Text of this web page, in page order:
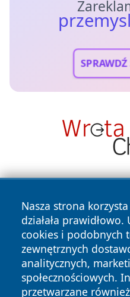
Nasza strona
działała
cookies i podobnych
zewnętrznych
analitycznych,
społecznościowych.
przetwarzane
Copyright © 2026
zastrzeżone.